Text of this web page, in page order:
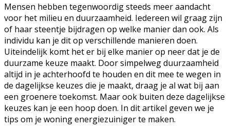
Mensen hebben tegenwoordig steeds meer aandacht
voor het milieu en duurzaamheid. Iedereen wil graag zijn
of haar steentje bijdragen op welke manier dan ook. Als
individu kan je dit op verschillende manieren doen.
Uiteindelijk komt het er bij elke manier op neer dat je de
duurzame keuze maakt. Door simpelweg duurzaamheid
altijd in je achterhoofd te houden en dit mee te wegen in
de dagelijkse keuzes die je maakt, draag je al wat bij aan
een groenere toekomst. Maar ook buiten deze dagelijkse
keuzes kan je een hoop doen. In dit artikel geven we je
tips om je woning energiezuiniger te maken.